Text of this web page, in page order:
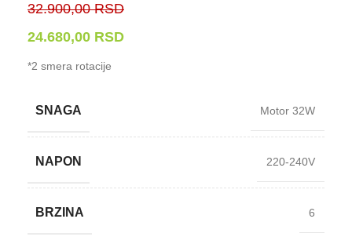
32.900,00RSD
24.680,00 RSD
*2 smera rotacije
SNAGA Motor 32W
NAPON 220-240V
BRZINA 6